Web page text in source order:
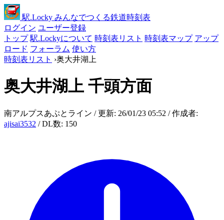
駅.Locky みんなでつくる鉄道時刻表
ログイン ユーザー登録
トップ 駅.Lockyについて 時刻表リスト 時刻表マップ アップ
ロード フォーラム 使い方
時刻表リスト ›奥大井湖上
奥大井湖上 千頭方面
南アルプスあぷとライン / 更新: 26/01/23 05:52 / 作成者:
ajisai3532 / DL数: 150